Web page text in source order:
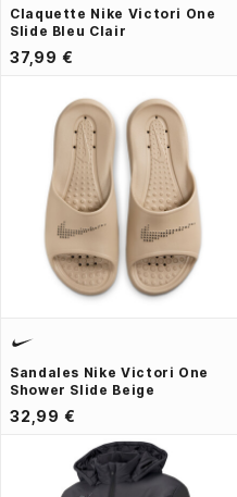
Claquette Nike Victori One
Slide Bleu Clair
37,99 €
Sandales Nike Victori One
Shower Slide Beige
32,99 €